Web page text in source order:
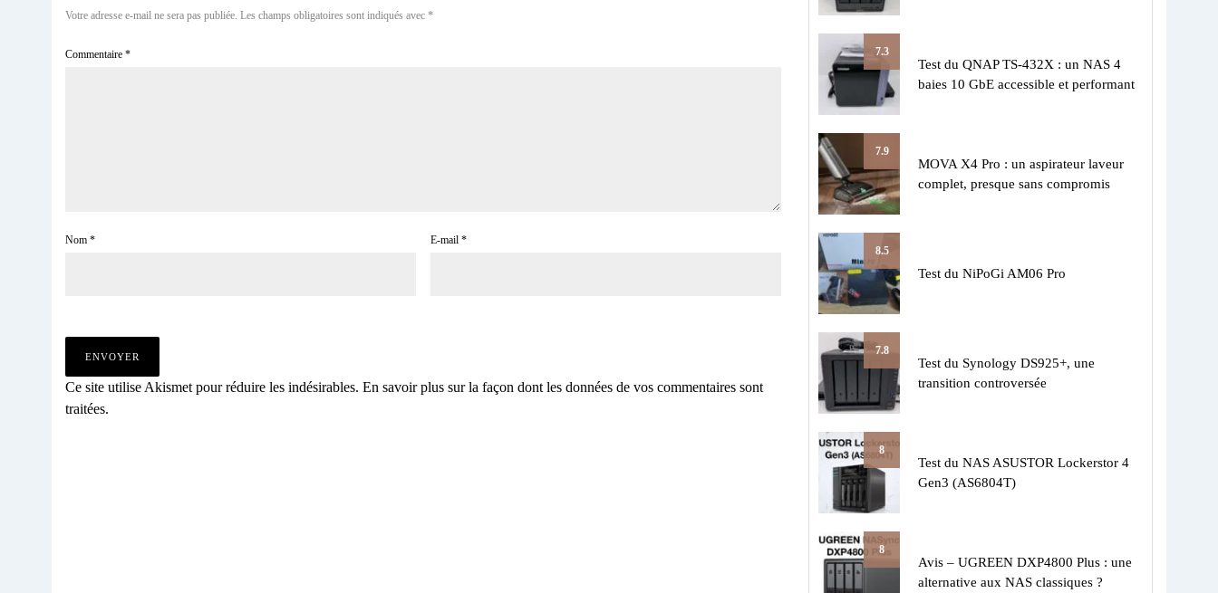
Votre adresse e-mail ne sera pas publiée. Les champs obligatoires sont indiqués avec *
Commentaire *
Nom * E-mail *
Ce site utilise Akismet pour réduire les indésirables. En savoir plus sur la façon dont les données de vos commentaires sont
traitées.
7.3
Test du QNAP TS-432X : un NAS 4
baies 10 GbE accessible et performant
7.9
MOVA X4 Pro : un aspirateur laveur
complet, presque sans compromis
8.5
Test du NiPoGi AM06 Pro
7.8
Test du Synology DS925+, une
transition controversée
8
Test du NAS ASUSTOR Lockerstor 4
Gen3 (AS6804T)
8
Avis – UGREEN DXP4800 Plus : une
alternative aux NAS classiques ?